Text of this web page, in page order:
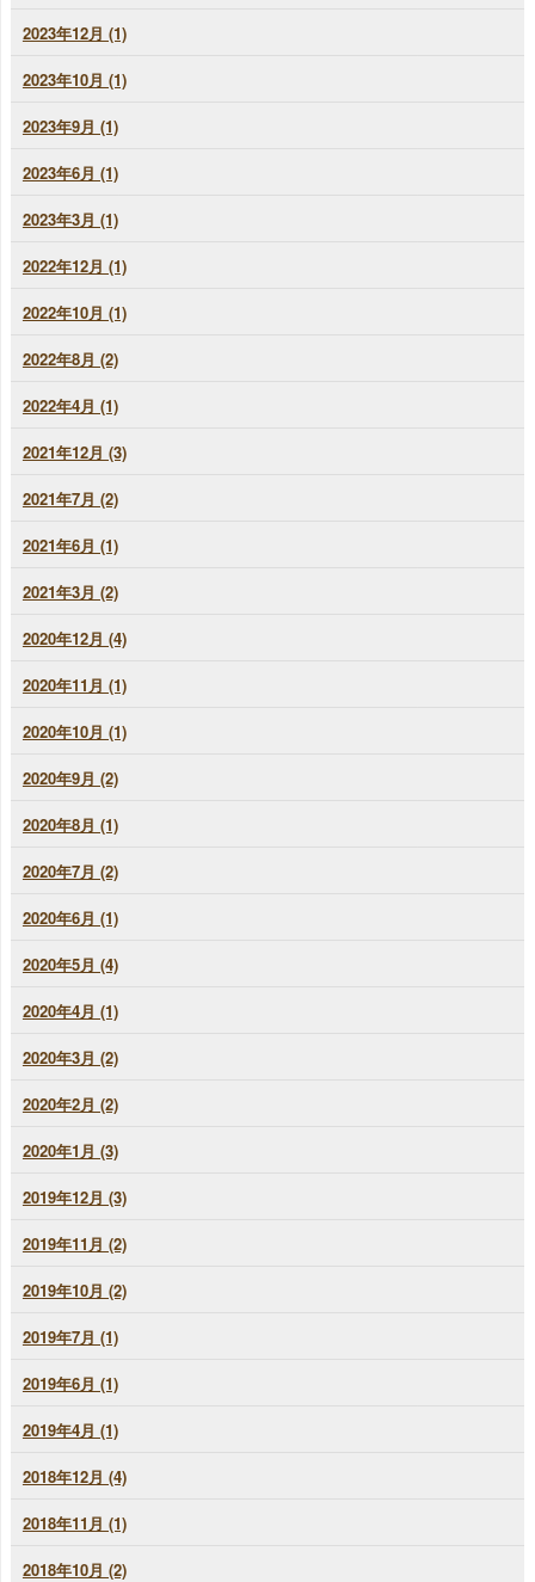
2023年12月 (1)
2023年10月 (1)
2023年9月 (1)
2023年6月 (1)
2023年3月 (1)
2022年12月 (1)
2022年10月 (1)
2022年8月 (2)
2022年4月 (1)
2021年12月 (3)
2021年7月 (2)
2021年6月 (1)
2021年3月 (2)
2020年12月 (4)
2020年11月 (1)
2020年10月 (1)
2020年9月 (2)
2020年8月 (1)
2020年7月 (2)
2020年6月 (1)
2020年5月 (4)
2020年4月 (1)
2020年3月 (2)
2020年2月 (2)
2020年1月 (3)
2019年12月 (3)
2019年11月 (2)
2019年10月 (2)
2019年7月 (1)
2019年6月 (1)
2019年4月 (1)
2018年12月 (4)
2018年11月 (1)
2018年10月 (2)